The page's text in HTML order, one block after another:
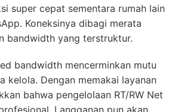
super cepat sementara rumah lain
Koneksinya dibagi merata
bandwidth yang terstruktur.
bandwidth mencerminkan mutu
kelola. Dengan memakai layanan
bahwa pengelolaan RT/RW Net
Langganan pun akan